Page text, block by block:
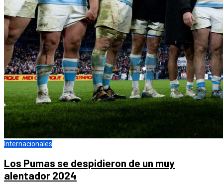
Internacionales
Los Pumas se despidieron de un muy
alentador 2024